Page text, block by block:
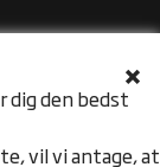
dig den bedst
vil vi antage, at